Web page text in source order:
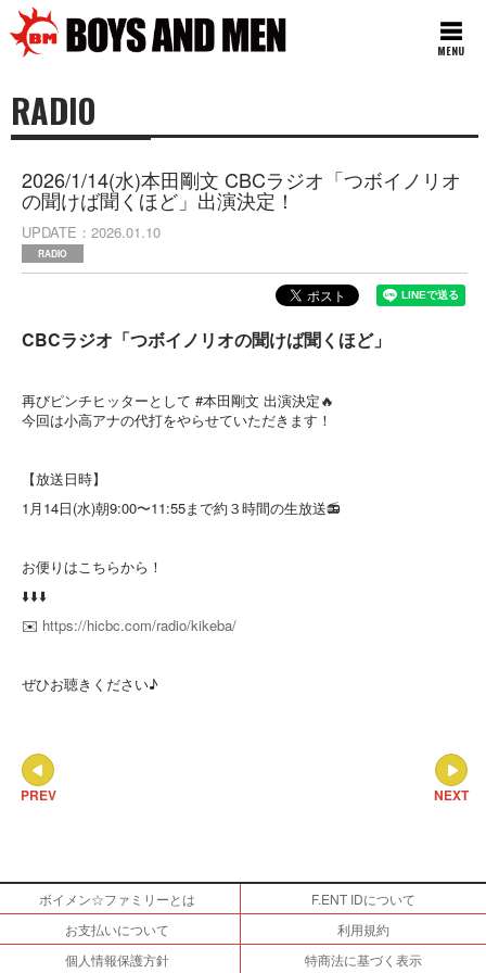
MENU
RADIO
2026/1/14(水)本田剛文 CBCラジオ「つボイノリオ
の聞けば聞くほど」出演決定！
UPDATE 2026.01.10
RADIO
CBCラジオ「つボイノリオの聞けば聞くほど」
再びピンチヒッターとして #本田剛文 出演決定🔥
今回は小高アナの代打をやらせていただきます！
【放送日時】
1月14日(水)朝9:00〜11:55まで約３時間の生放送📻
お便りはこちらから！
⬇️⬇️⬇️
✉️ https://hicbc.com/radio/kikeba/
ぜひお聴きください♪
NEXT
PREV
ボイメン☆ファミリーとは
F.ENT IDについて
お支払いについて
利用規約
個人情報保護方針
特商法に基づく表示